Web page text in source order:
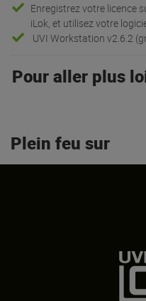
Enregistrez votre licence
iLok, et utilisez votre
UVI Workstation v2.6.2
Pour aller plus
Plein feu sur